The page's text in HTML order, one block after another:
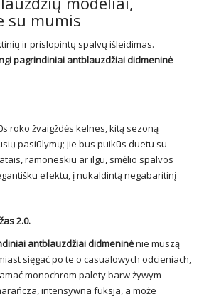
su mumis
ir prislopintų spalvų išleidimas.
pagrindiniai antblauzdžiai didmeninė
roko žvaigždės kelnes, kitą sezoną
pasiūlymų; jie bus puikūs duetu su
ramoneskiu ar ilgu, smėlio spalvos
efektu, į nukaldintą negabaritinį
2.0.
antblauzdžiai didmeninėnie muszą
sięgać po te o casualowych odcieniach,
monochrom palety barw żywym
intensywna fuksja, a może